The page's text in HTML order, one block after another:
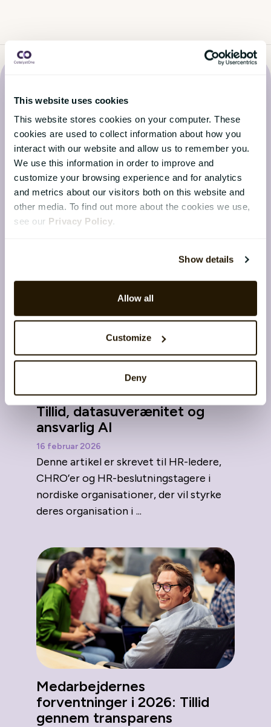
This website uses cookies
This website stores cookies on your computer. These
cookies are used to collect information about how you
interact with our website and allow us to remember you.
We use this information in order to improve and
customize your browsing experience and for analytics
and metrics about our visitors both on this website and
other media. To find out more about the cookies we use,
see our Privacy Policy.
Show details
Allow all
Customize
Deny
Seneste nyt fra CatalystOne-
bloggen
Hold dig opdateret med de seneste nyheder fra
HR-verdenen
Nordens HR-fordel i 2026:
Tillid, datasuverænitet og
ansvarlig AI
16 februar 2026
Denne artikel er skrevet til HR-ledere,
CHRO’er og HR-beslutningstagere i
nordiske organisationer, der vil styrke
deres organisation i ...
Medarbejdernes
forventninger i 2026: Tillid
gennem transparens